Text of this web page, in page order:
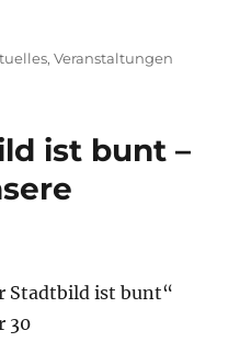
,Veranstaltungen
ist bunt –
Stadtbild ist bunt“
30